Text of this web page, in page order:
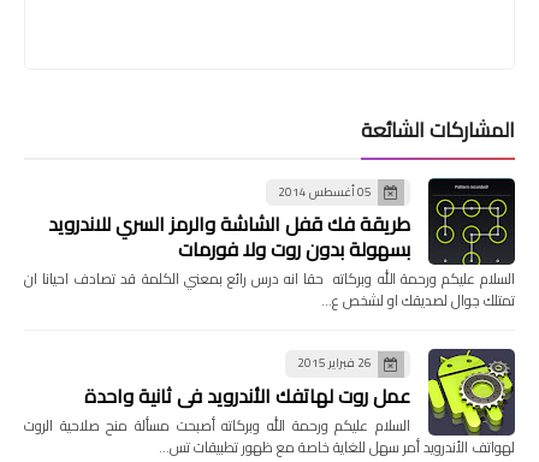
المشاركات الشائعة
05 أغسطس 2014
طريقة فك قفل الشاشة والرمز السري للاندرويد
بسهولة بدون روت ولا فورمات
السلام عليكم ورحمة الله وبركاته حقا انه درس رائع بمعني الكلمة قد تصادف احيانا ان
تمتلك جوال لصديقك او لشخص ع…
26 فبراير 2015
عمل روت لهاتفك الأندرويد في ثانية واحدة
السلام عليكم ورحمة الله وبركاته أصبحت مسألة منح صلاحية الروت
لهواتف الأندرويد أمر سهل للغاية خاصة مع ظهور تطبيقات تس…